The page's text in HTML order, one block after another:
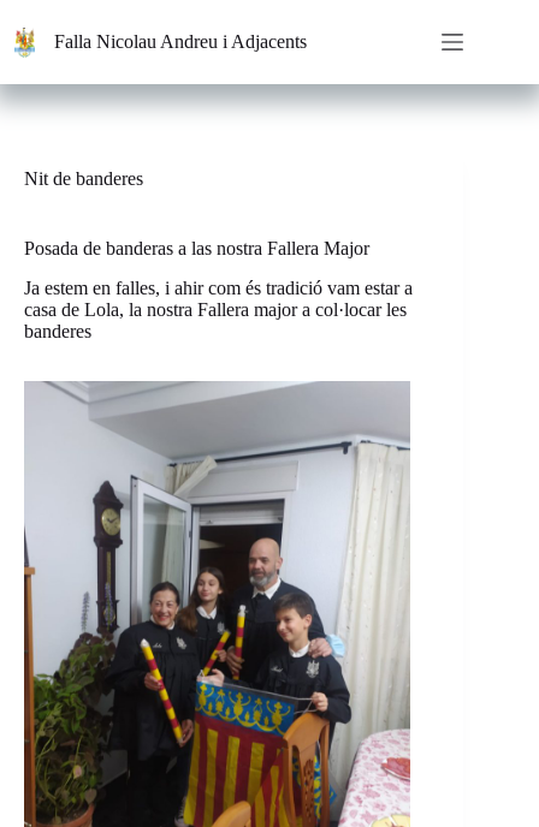
contenido
Falla Nicolau Andreu i Adjacents
Nit de banderes
Posada de banderas a las nostra Fallera Major
Ja estem en falles, i ahir com és tradició vam estar a
casa de Lola, la nostra Fallera major a col·locar les
banderes